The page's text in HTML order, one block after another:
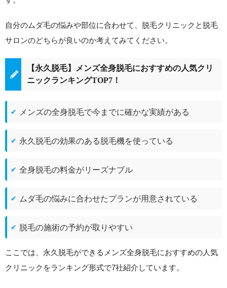
自分のムダ毛の悩みや部位に合わせて、脱毛クリニックと脱毛
サロンのどちらが良いのか考えてみてください。
【永久脱毛】メンズ全身脱毛におすすめの人気クリ
ニックランキングTOP7！
メンズの全身脱毛で今までに確かな実績がある
永久脱毛の効果のある脱毛機を使っている
全身脱毛の料金がリーズナブル
ムダ毛の悩みに合わせたプランが用意されている
脱毛の施術の予約が取りやすい
ここでは、永久脱毛ができるメンズ全身脱毛におすすめの人気
クリニックをランキング形式で7社紹介しています。